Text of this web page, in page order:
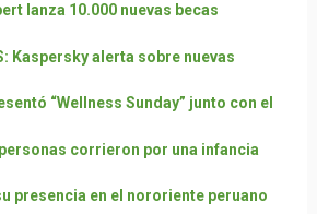
lanza 10.000 nuevas becas
Kaspersky alerta sobre nuevas
“Wellness Sunday” junto con el
corrieron por una infancia
presencia en el nororiente peruano